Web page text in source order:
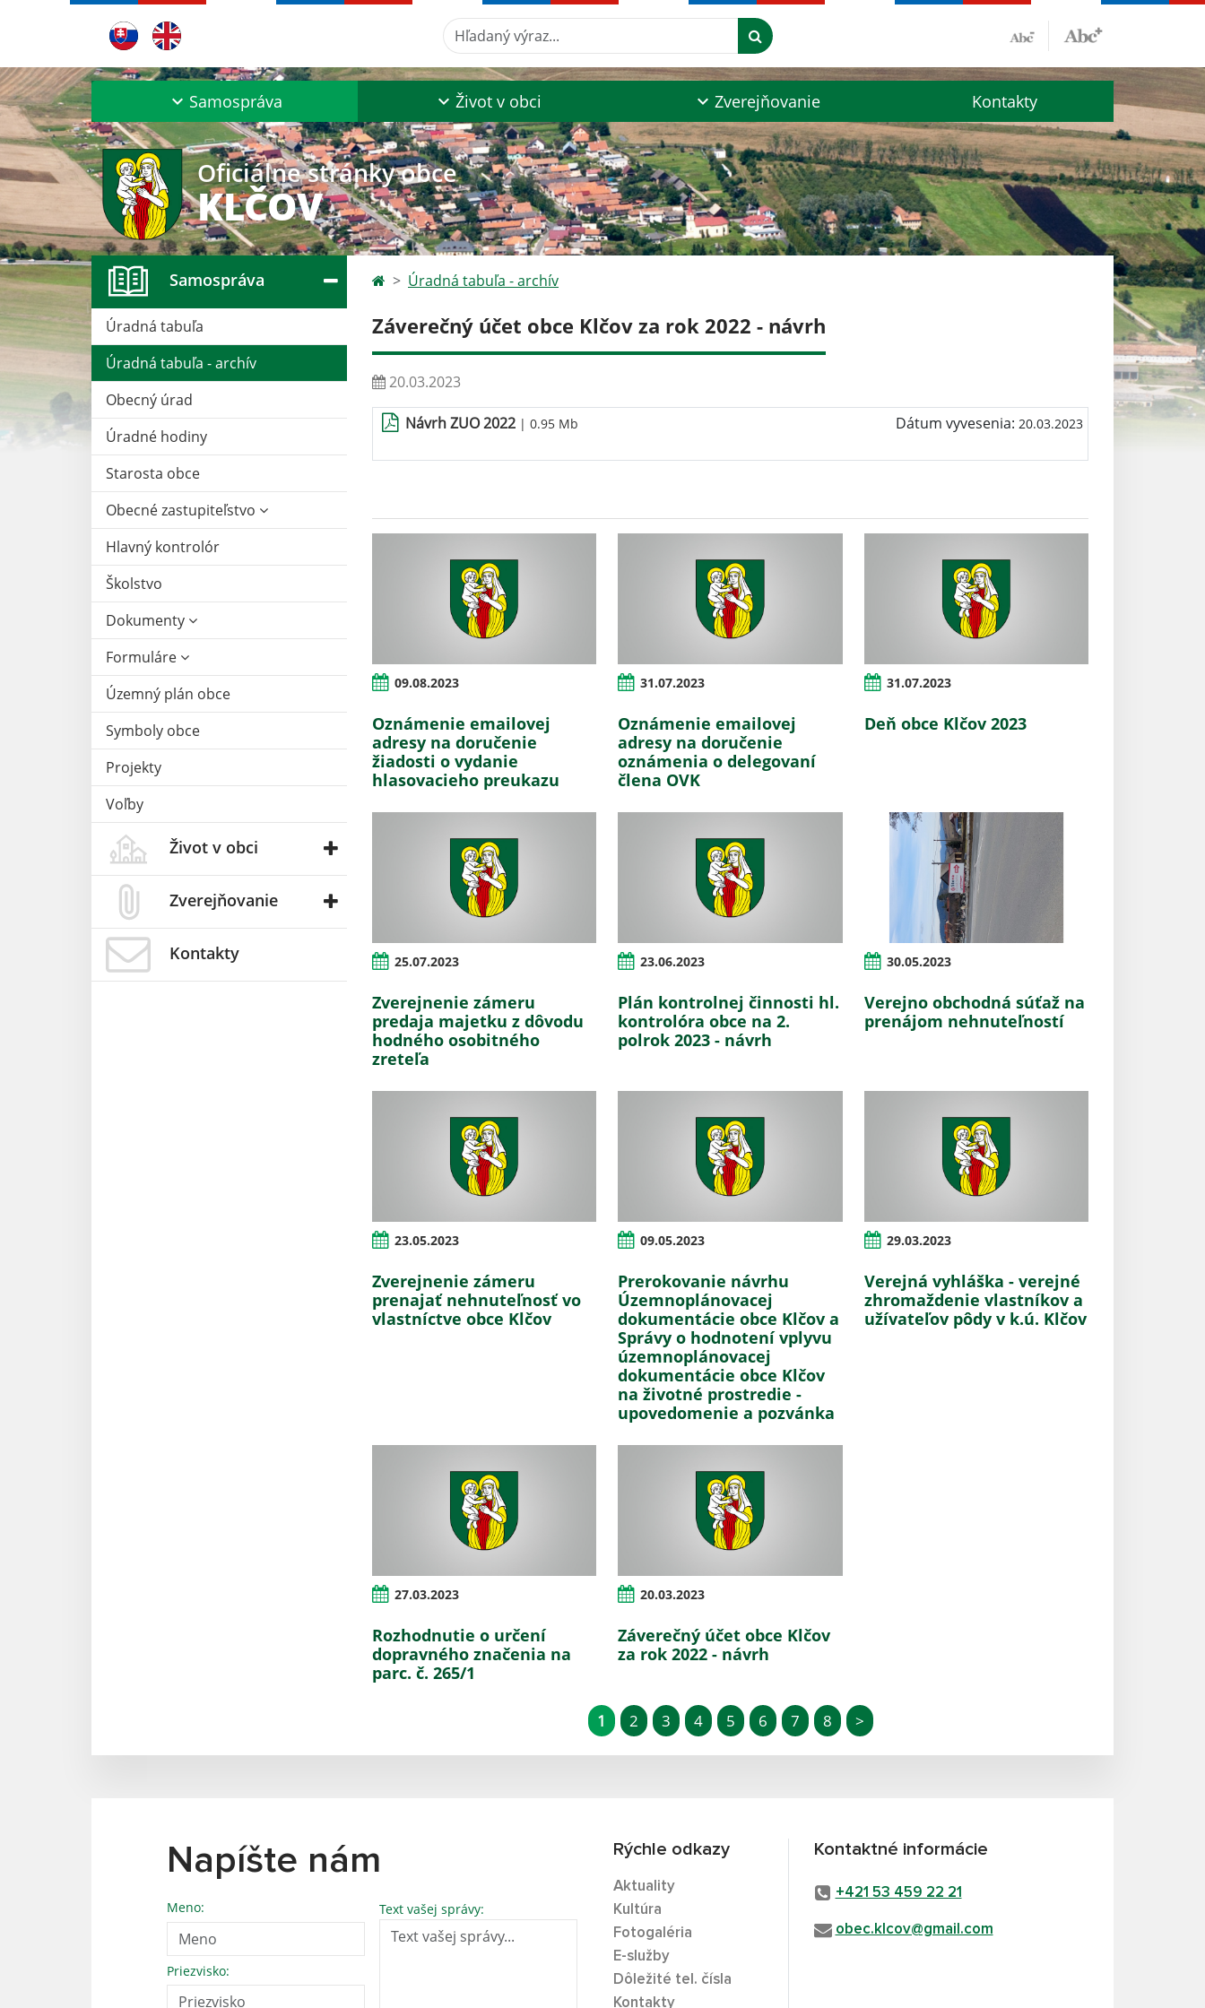
Hľadaný výraz...
Samospráva Život v obci Zverejňovanie Kontakty
Oficiálne stránky obce
KLČOV
Samospráva
Úradná tabuľa
Úradná tabuľa - archív
Obecný úrad
Úradné hodiny
Starosta obce
Obecné zastupiteľstvo
Hlavný kontrolór
Školstvo
Dokumenty
Formuláre
Územný plán obce
Symboly obce
Projekty
Voľby
Život v obci
Zverejňovanie
Kontakty
Úradná tabuľa - archív
Záverečný účet obce Klčov za rok 2022 - návrh
20.03.2023
Návrh ZUO 2022 | 0.95 Mb Dátum vyvesenia: 20.03.2023
09.08.2023
Oznámenie emailovej
adresy na doručenie
žiadosti o vydanie
hlasovacieho preukazu
31.07.2023
Oznámenie emailovej
adresy na doručenie
oznámenia o delegovaní
člena OVK
31.07.2023
Deň obce Klčov 2023
25.07.2023
Zverejnenie zámeru
predaja majetku z dôvodu
hodného osobitného
zreteľa
23.06.2023
Plán kontrolnej činnosti hl.
kontrolóra obce na 2.
polrok 2023 - návrh
30.05.2023
Verejno obchodná súťaž na
prenájom nehnuteľností
23.05.2023
Zverejnenie zámeru
prenajať nehnuteľnosť vo
vlastníctve obce Klčov
09.05.2023
Prerokovanie návrhu
Územnoplánovacej
dokumentácie obce Klčov a
Správy o hodnotení vplyvu
územnoplánovacej
dokumentácie obce Klčov
na životné prostredie -
upovedomenie a pozvánka
29.03.2023
Verejná vyhláška - verejné
zhromaždenie vlastníkov a
užívateľov pôdy v k.ú. Klčov
27.03.2023
Rozhodnutie o určení
dopravného značenia na
parc. č. 265/1
20.03.2023
Záverečný účet obce Klčov
za rok 2022 - návrh
1 2 3 4 5 6 7 8 >
Napíšte nám
Meno:
Priezvisko:
Text vašej správy:
Rýchle odkazy
Aktuality
Kultúra
Fotogaléria
E-služby
Dôležité tel. čísla
Kontakty
Kontaktné informácie
+421 53 459 22 21
obec.klcov@gmail.com